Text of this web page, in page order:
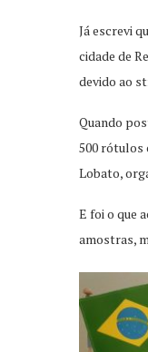
Já escrevi
cidade de
devido ao
Quando
500 rótulos
Lobato,
E foi o que
amostras,